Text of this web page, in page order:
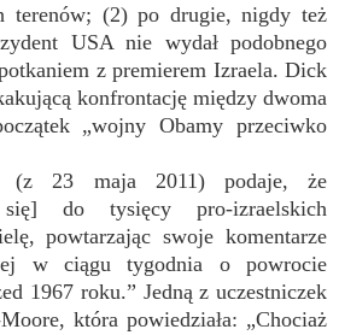
terenów; (2) po drugie, nigdy też
USA nie wydał podobnego
z premierem Izraela. Dick
konfrontację między dwoma
„wojny Obamy przeciwko
(z 23 maja 2011) podaje, że
się] do tysięcy pro-izraelskich
powtarzając swoje komentarze
w ciągu tygodnia o powrocie
1967 roku.” Jedną z uczestniczek
która powiedziała: „Chociaż